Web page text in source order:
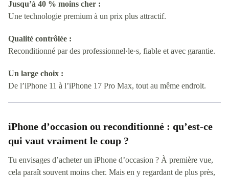
Jusqu’à 40 % moins cher :
Une technologie premium à un prix plus attractif.
Qualité contrôlée :
Reconditionné par des professionnel·le·s, fiable et avec garantie.
Un large choix :
De l’iPhone 11 à l’iPhone 17 Pro Max, tout au même endroit.
iPhone d’occasion ou reconditionné : qu’est-ce
qui vaut vraiment le coup ?
Tu envisages d’acheter un iPhone d’occasion ? À première vue,
cela paraît souvent moins cher. Mais en y regardant de plus près,